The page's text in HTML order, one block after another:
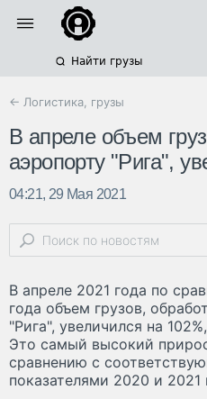
Найти грузы
← Логистика, грузы
В апреле объем
аэропорту "Рига",
04:21, 29 Мая 2021
В апреле 2021 года по
года объем грузов,
"Рига", увеличился на
Это самый высокий
сравнению с
показателями 2020 и 2021